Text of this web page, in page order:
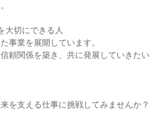
大切にできる人
事業を展開しています。
頼関係を築き、共に発展していきたい
を支える仕事に挑戦してみませんか？